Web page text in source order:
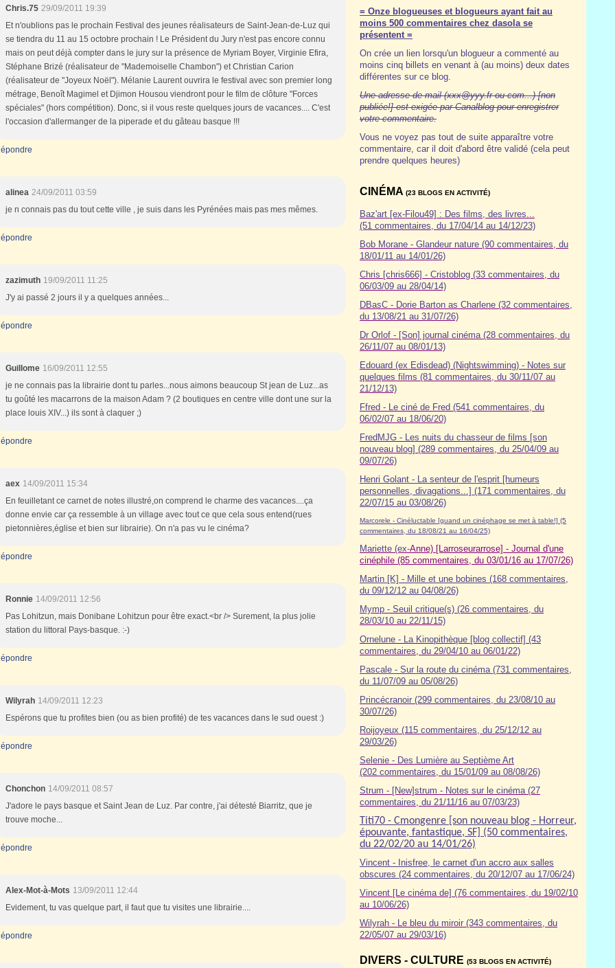
Chris.75 29/09/2011 19:39
Et n'oublions pas le prochain Festival des jeunes réalisateurs de Saint-Jean-de-Luz qui
se tiendra du 11 au 15 octobre prochain ! Le Président du Jury n'est pas encore connu
mais on peut déjà compter dans le jury sur la présence de Myriam Boyer, Virginie Efira,
Stéphane Brizé (réalisateur de "Mademoiselle Chambon") et Christian Carion
(réalisateur de "Joyeux Noël"). Mélanie Laurent ouvrira le festival avec son premier long
métrage, Benoît Magimel et Djimon Housou viendront pour le film de clôture "Forces
spéciales" (hors compétition). Donc, si il vous reste quelques jours de vacances.... C'est
l'occasion d'allermanger de la piperade et du gâteau basque !!!
alinea 24/09/2011 03:59
je n connais pas du tout cette ville , je suis dans les Pyrénées mais pas mes mêmes.
zazimuth 19/09/2011 11:25
J'y ai passé 2 jours il y a quelques années...
Guillome 16/09/2011 12:55
je ne connais pas la librairie dont tu parles...nous aimons beaucoup St jean de Luz...as
tu goûté les macarrons de la maison Adam ? (2 boutiques en centre ville dont une sur la
place louis XIV...) ils sont à claquer ;)
aex 14/09/2011 15:34
En feuilletant ce carnet de notes illustré,on comprend le charme des vacances....ça
donne envie car ça ressemble à un village avec tout ce que cela sous entend(rues
pietonnières,église et bien sur librairie). On n'a pas vu le cinéma?
Ronnie 14/09/2011 12:56
Pas Lohitzun, mais Donibane Lohitzun pour être exact.<br /> Surement, la plus jolie
station du littoral Pays-basque. :-)
Wilyrah 14/09/2011 12:23
Espérons que tu profites bien (ou as bien profité) de tes vacances dans le sud ouest :)
Chonchon 14/09/2011 08:57
J'adore le pays basque et Saint Jean de Luz. Par contre, j'ai détesté Biarritz, que je
trouve moche...
Alex-Mot-à-Mots 13/09/2011 12:44
Evidement, tu vas quelque part, il faut que tu visites une librairie....
= Onze blogueuses et blogueurs ayant fait au
moins 500 commentaires chez dasola se
présentent =
On crée un lien lorsqu'un blogueur a commenté au
moins cinq billets en venant à (au moins) deux dates
différentes sur ce blog.
Une adresse de mail (xxx@yyy.fr ou com...) [non
publiée!] est exigée par Canalblog pour enregistrer
votre commentaire.
Vous ne voyez pas tout de suite apparaître votre
commentaire, car il doit d'abord être validé (cela peut
prendre quelques heures)
CINÉMA (23 BLOGS EN ACTIVITÉ)
Baz'art [ex-Filou49] : Des films, des livres...
(51 commentaires, du 17/04/14 au 14/12/23)
Bob Morane - Glandeur nature (90 commentaires, du
18/01/11 au 14/01/26)
Chris [chris666] - Cristoblog (33 commentaires, du
06/03/09 au 28/04/14)
DBasC - Dorie Barton as Charlene (32 commentaires,
du 13/08/21 au 31/07/26)
Dr Orlof - [Son] journal cinéma (28 commentaires, du
26/11/07 au 08/01/13)
Edouard (ex Edisdead) (Nightswimming) - Notes sur
quelques films (81 commentaires, du 30/11/07 au
21/12/13)
Ffred - Le ciné de Fred (541 commentaires, du
06/02/07 au 18/06/20)
FredMJG - Les nuits du chasseur de films [son
nouveau blog] (289 commentaires, du 25/04/09 au
09/07/26)
Henri Golant - La senteur de l'esprit [humeurs
personnelles, divagations...] (171 commentaires, du
22/07/15 au 03/08/26)
Marcorele - Cinéluctable [quand un cinéphage se met à table!] (5
commentaires, du 18/08/21 au 16/04/25)
Mariette (ex-Anne) [Larroseurarrose] - Journal d'une
cinéphile (85 commentaires, du 03/01/16 au 17/07/26)
Martin [K] - Mille et une bobines (168 commentaires,
du 09/12/12 au 04/08/26)
Mymp - Seuil critique(s) (26 commentaires, du
28/03/10 au 22/11/15)
Ornelune - La Kinopithèque [blog collectif] (43
commentaires, du 29/04/10 au 06/01/22)
Pascale - Sur la route du cinéma (731 commentaires,
du 11/07/09 au 05/08/26)
Princécranoir (299 commentaires, du 23/08/10 au
30/07/26)
Roijoyeux (115 commentaires, du 25/12/12 au
29/03/26)
Selenie - Des Lumière au Septième Art
(202 commentaires, du 15/01/09 au 08/08/26)
Strum - [New]strum - Notes sur le cinéma (27
commentaires, du 21/11/16 au 07/03/23)
Titi70 - Cmongenre [son nouveau blog - Horreur,
épouvante, fantastique, SF] (50 commentaires,
du 22/02/20 au 14/01/26)
Vincent - Inisfree, le carnet d'un accro aux salles
obscures (24 commentaires, du 20/12/07 au 17/06/24)
Vincent [Le cinéma de] (76 commentaires, du 19/02/10
au 10/06/26)
Wilyrah - Le bleu du miroir (343 commentaires, du
22/05/07 au 29/03/16)
DIVERS - CULTURE (53 BLOGS EN ACTIVITÉ)